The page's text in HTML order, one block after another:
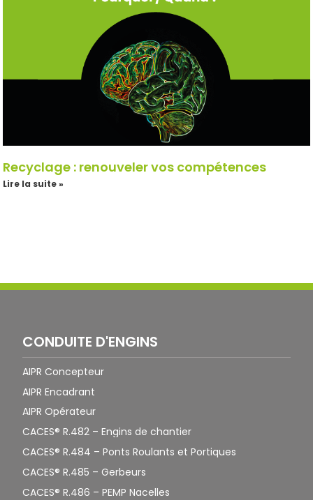
Recyclage : renouveler vos compétences
Lire la suite »
CONDUITE D'ENGINS
AIPR Concepteur
AIPR Encadrant
AIPR Opérateur
CACES® R.482 – Engins de chantier
CACES® R.484 – Ponts Roulants et Portiques
CACES® R.485 – Gerbeurs
CACES® R.486 – PEMP Nacelles